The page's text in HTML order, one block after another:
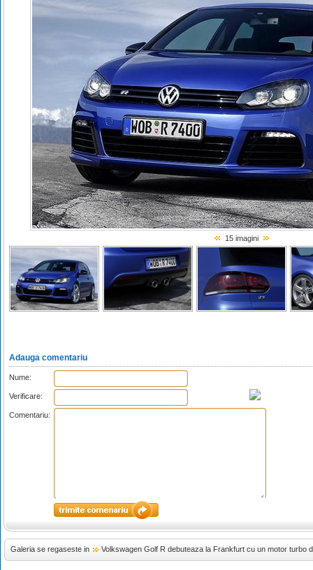
15 imagini
Adauga comentariu
Nume:
Verificare:
Comentariu:
Galeria se regaseste in Volkswagen Golf R debuteaza la Frankfurt cu un motor turbo